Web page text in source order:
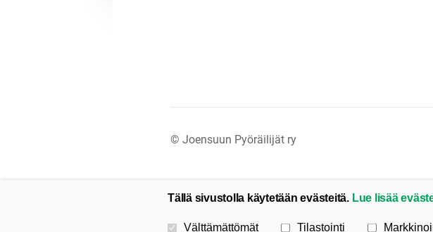
© Joensuun Pyöräilijät ry
Tällä sivustolla käytetään evästeitä. Lue lisää
Valitse käytettävät evästeet
Välttämättömät Tilastointi